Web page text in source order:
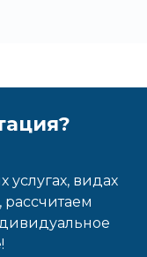
видах
рассчитаем